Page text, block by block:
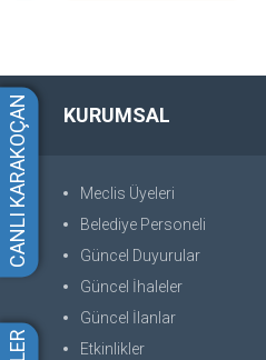
CANLI KARAKOÇAN KURUMSAL
Meclis Üyeleri
Belediye Personeli
Güncel Duyurular
Güncel İhaleler
Güncel İlanlar
Etkinlikler